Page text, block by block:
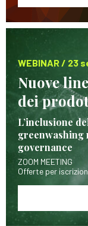
WEBINAR / 23
Nuove
dei
L’inclusione
greenwashing
governance
ZOOM MEETING
Offerte per